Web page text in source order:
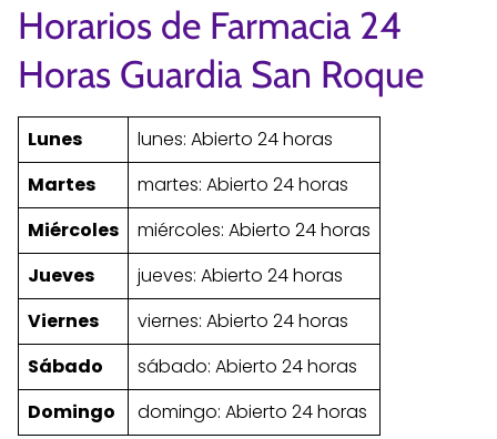
Horarios de Farmacia 24
Horas Guardia San Roque
Lunes
lunes: Abierto 24 horas
Martes
martes: Abierto 24 horas
Miércoles
miércoles: Abierto 24 horas
Jueves
jueves: Abierto 24 horas
Viernes
viernes: Abierto 24 horas
Sábado
sábado: Abierto 24 horas
Domingo
domingo: Abierto 24 horas